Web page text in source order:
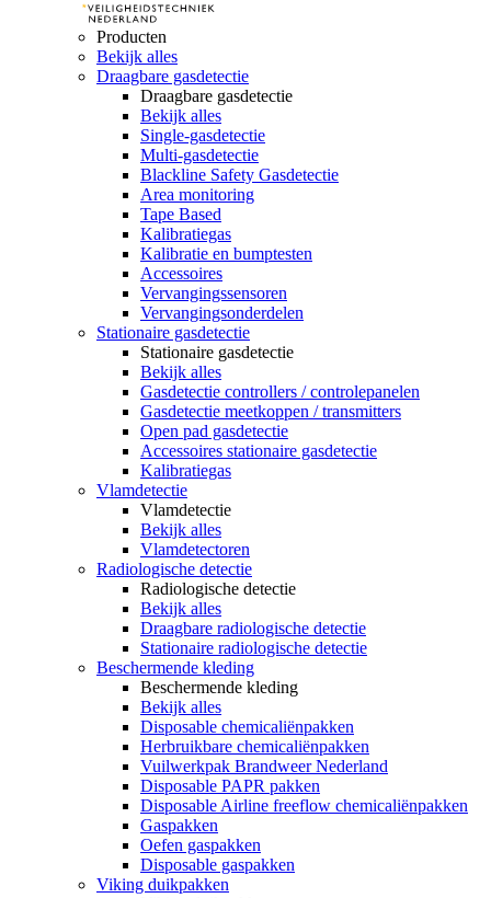
Producten
Bekijk alles
Draagbare gasdetectie
Draagbare gasdetectie
Bekijk alles
Single-gasdetectie
Multi-gasdetectie
Blackline Safety Gasdetectie
Area monitoring
Tape Based
Kalibratiegas
Kalibratie en bumptesten
Accessoires
Vervangingssensoren
Vervangingsonderdelen
Stationaire gasdetectie
Stationaire gasdetectie
Bekijk alles
Gasdetectie controllers / controlepanelen
Gasdetectie meetkoppen / transmitters
Open pad gasdetectie
Accessoires stationaire gasdetectie
Kalibratiegas
Vlamdetectie
Vlamdetectie
Bekijk alles
Vlamdetectoren
Radiologische detectie
Radiologische detectie
Bekijk alles
Draagbare radiologische detectie
Stationaire radiologische detectie
Beschermende kleding
Beschermende kleding
Bekijk alles
Disposable chemicaliënpakken
Herbruikbare chemicaliënpakken
Vuilwerkpak Brandweer Nederland
Disposable PAPR pakken
Disposable Airline freeflow chemicaliënpakken
Gaspakken
Oefen gaspakken
Disposable gaspakken
Viking duikpakken